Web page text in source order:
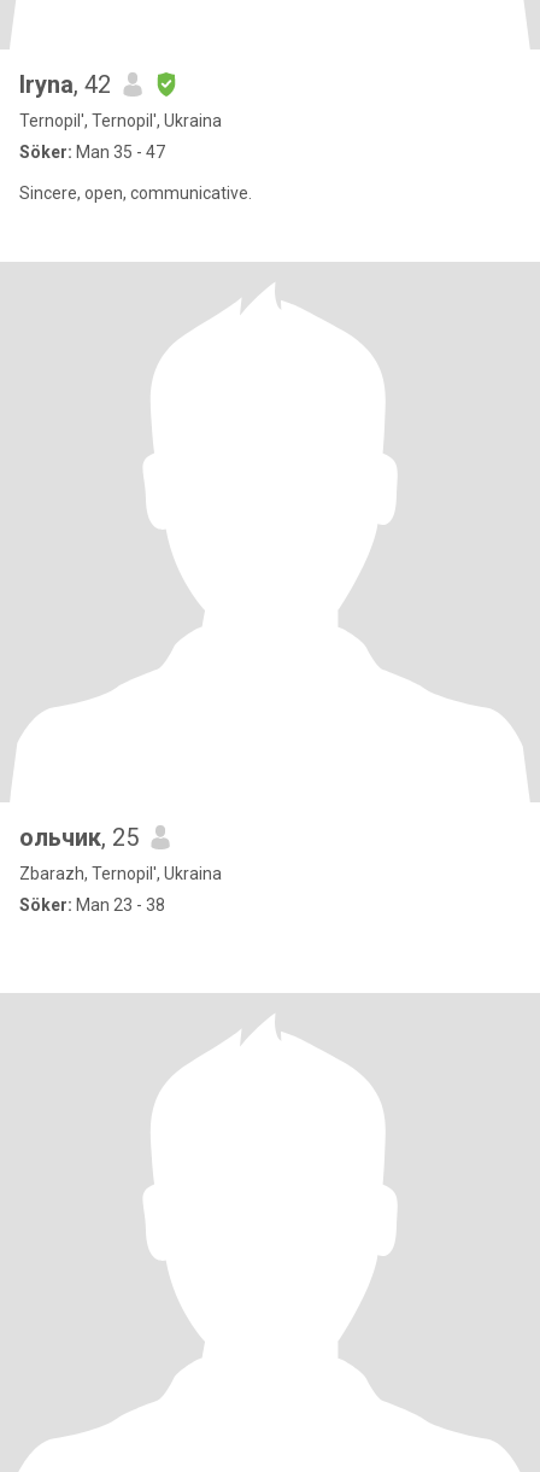
Iryna, 42
Ternopil', Ternopil', Ukraina
Söker: Man 35 - 47
Sincere, open, communicative.
ольчик, 25
Zbarazh, Ternopil', Ukraina
Söker: Man 23 - 38